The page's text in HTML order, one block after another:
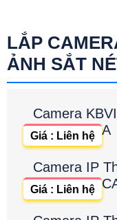
LẮP
ẢNH SẮT
Camera
A
Giá : Liên hệ
Camera IP
Giá : Liên hệ